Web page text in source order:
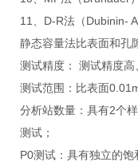
11、D-R法（Dubinin-
静态容量法比表面和孔
测试精度： 测试精度
测试范围：比表面
分析站数量：具有2个
测试；
P0测试：具有独立的